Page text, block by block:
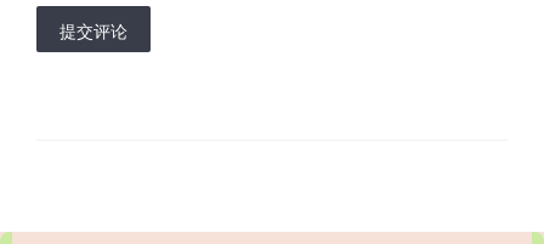
提交评论